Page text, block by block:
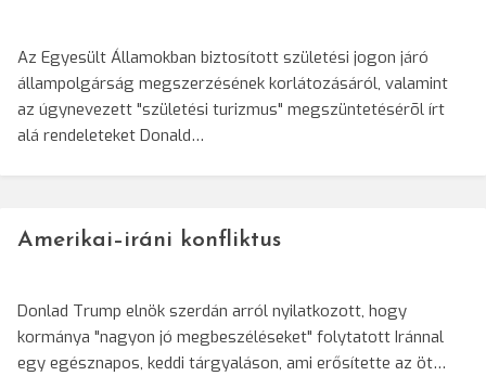
Az Egyesült Államokban biztosított születési jogon járó
állampolgárság megszerzésének korlátozásáról, valamint
az úgynevezett "születési turizmus" megszüntetésérõl írt
alá rendeleteket Donald…
Amerikai–iráni konfliktus
Donlad Trump elnök szerdán arról nyilatkozott, hogy
kormánya "nagyon jó megbeszéléseket" folytatott Iránnal
egy egésznapos, keddi tárgyaláson, ami erősítette az öt…